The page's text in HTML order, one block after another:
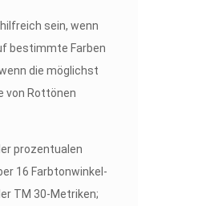
sein, wenn
bestimmte Farben
die möglichst
von Rottönen